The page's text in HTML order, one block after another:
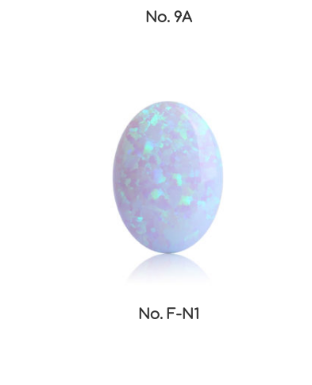
No. 9A
No. F-N1